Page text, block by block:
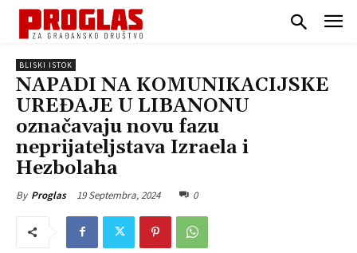
BLISKI ISTOK
NAPADI NA KOMUNIKACIJSKE
UREĐAJE U LIBANONU
označavaju novu fazu
neprijateljstava Izraela i
Hezbolaha
By Proglas 19 Septembra, 2024 0